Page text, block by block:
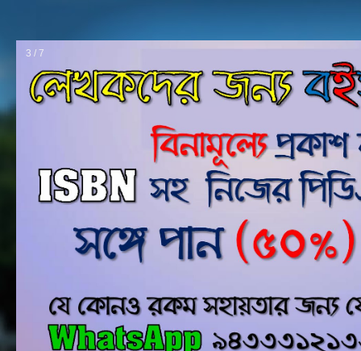
3 / 7